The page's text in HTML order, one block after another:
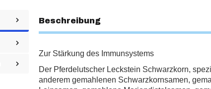
Beschreibung
Zur Stärkung des Immunsystems
Der Pferdelutscher Leckstein Schwarzkorn,
anderem gemahlenen Schwarzkornsamen,